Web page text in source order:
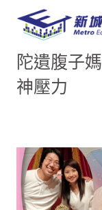
陀遺腹子
神壓力